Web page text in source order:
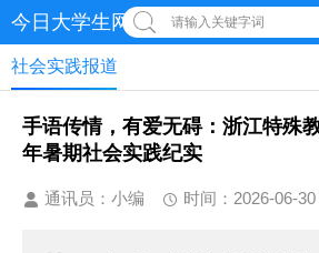
今日大学生网 | 在线投稿
请输入关键字词
社会实践报道
手语传情，有爱无碍：浙江特殊
年暑期社会实践纪实
通讯员：小编 时间：2026-06-30